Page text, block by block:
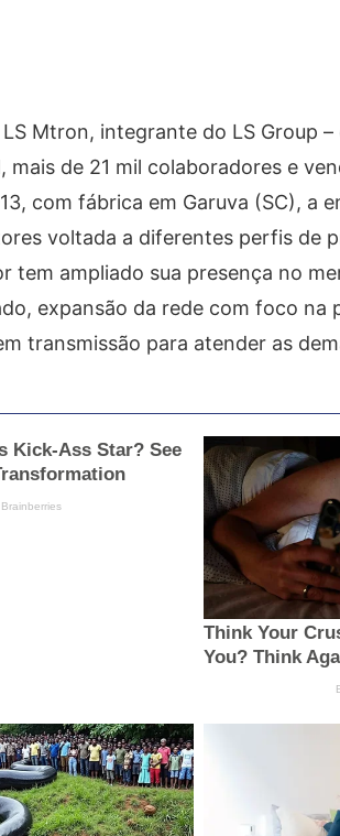
Mtron, integrante do LS Group –
de 21 mil colaboradores e
com fábrica em Garuva (SC), a
voltada a diferentes perfis de
tem ampliado sua presença no
expansão da rede com foco na
transmissão para atender as